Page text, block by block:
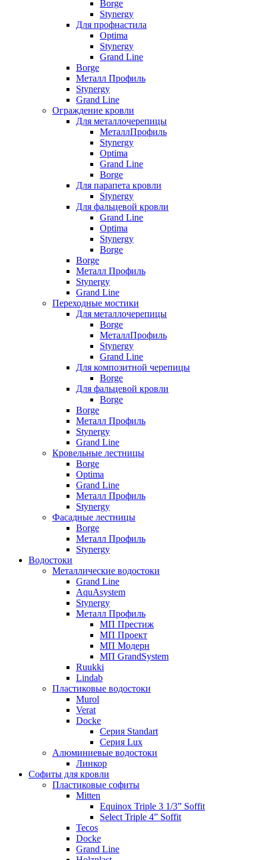
Borge
Stynergy
Для профнастила
Optima
Stynergy
Grand Line
Borge
Металл Профиль
Stynergy
Grand Line
Ограждение кровли
Для металлочерепицы
МеталлПрофиль
Stynergy
Optima
Grand Line
Borge
Для парапета кровли
Stynergy
Для фальцевой кровли
Grand Line
Optima
Stynergy
Borge
Borge
Металл Профиль
Stynergy
Grand Line
Переходные мостики
Для металлочерепицы
Borge
МеталлПрофиль
Stynergy
Grand Line
Для композитной черепицы
Borge
Для фальцевой кровли
Borge
Borge
Металл Профиль
Stynergy
Grand Line
Кровельные лестницы
Borge
Optima
Grand Line
Металл Профиль
Stynergy
Фасадные лестницы
Borge
Металл Профиль
Stynergy
Водостоки
Металлические водостоки
Grand Line
AquAsystem
Stynergy
Металл Профиль
МП Престиж
МП Проект
МП Модерн
МП GrandSystem
Ruukki
Lindab
Пластиковые водостоки
Murol
Verat
Docke
Серия Standart
Серия Lux
Алюминиевые водостоки
Линкор
Софиты для кровли
Пластиковые софиты
Mitten
Equinox Triple 3 1/3” Soffit
Select Triple 4” Soffit
Tecos
Docke
Grand Line